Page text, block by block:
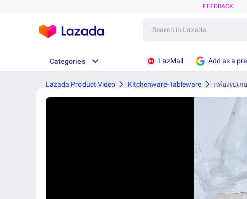
FEEDBACK
Categories LazMall Add as a
Lazada Product Video Kitchenware-Tableware กล่องเบเ